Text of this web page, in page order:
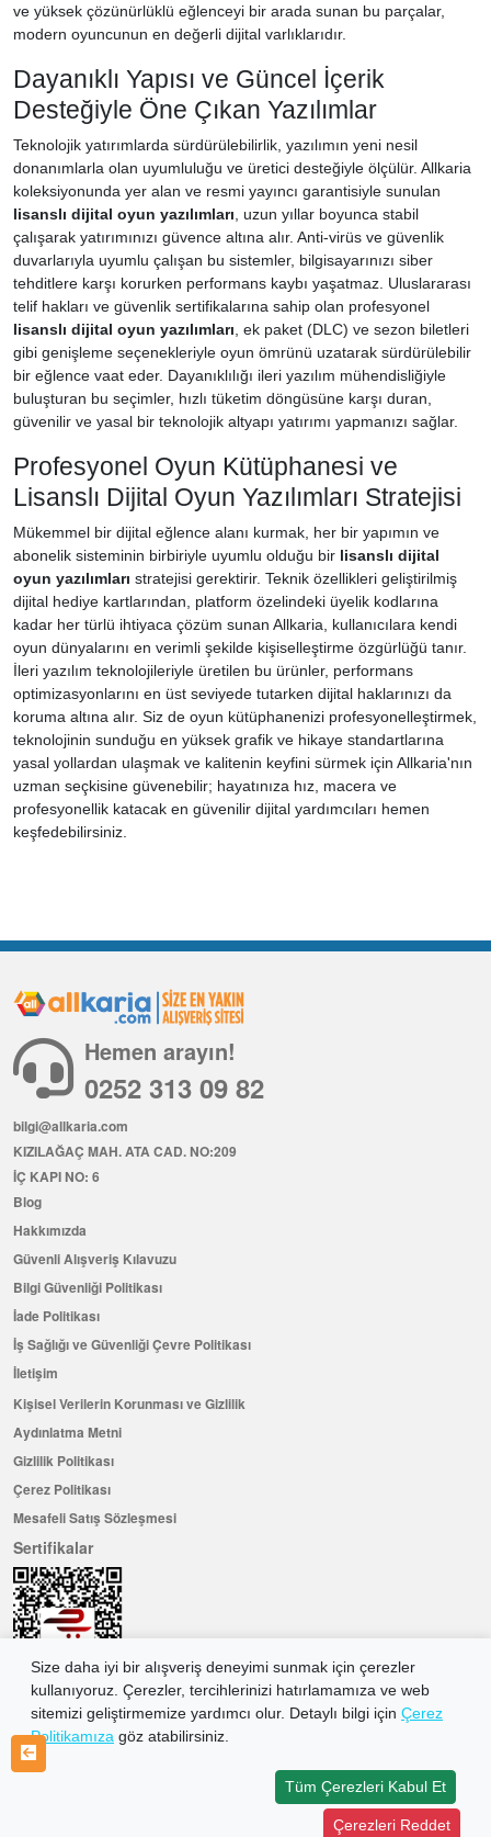
ve yüksek çözünürlüklü eğlenceyi bir arada sunan bu parçalar,
modern oyuncunun en değerli dijital varlıklarıdır.
Dayanıklı Yapısı ve Güncel İçerik
Desteğiyle Öne Çıkan Yazılımlar
Teknolojik yatırımlarda sürdürülebilirlik, yazılımın yeni nesil
donanımlarla olan uyumluluğu ve üretici desteğiyle ölçülür. Allkaria
koleksiyonunda yer alan ve resmi yayıncı garantisiyle sunulan
lisanslı dijital oyun yazılımları , uzun yıllar boyunca stabil
çalışarak yatırımınızı güvence altına alır. Anti-virüs ve güvenlik
duvarlarıyla uyumlu çalışan bu sistemler, bilgisayarınızı siber
tehditlere karşı korurken performans kaybı yaşatmaz. Uluslararası
telif hakları ve güvenlik sertifikalarına sahip olan profesyonel
lisanslı dijital oyun yazılımları , ek paket (DLC) ve sezon biletleri
gibi genişleme seçenekleriyle oyun ömrünü uzatarak sürdürülebilir
bir eğlence vaat eder. Dayanıklılığı ileri yazılım mühendisliğiyle
buluşturan bu seçimler, hızlı tüketim döngüsüne karşı duran,
güvenilir ve yasal bir teknolojik altyapı yatırımı yapmanızı sağlar.
Profesyonel Oyun Kütüphanesi ve
Lisanslı Dijital Oyun Yazılımları Stratejisi
Mükemmel bir dijital eğlence alanı kurmak, her bir yapımın ve
abonelik sisteminin birbiriyle uyumlu olduğu bir lisanslı dijital
oyun yazılımları stratejisi gerektirir. Teknik özellikleri geliştirilmiş
dijital hediye kartlarından, platform özelindeki üyelik kodlarına
kadar her türlü ihtiyaca çözüm sunan Allkaria, kullanıcılara kendi
oyun dünyalarını en verimli şekilde kişiselleştirme özgürlüğü tanır.
İleri yazılım teknolojileriyle üretilen bu ürünler, performans
optimizasyonlarını en üst seviyede tutarken dijital haklarınızı da
koruma altına alır. Siz de oyun kütüphanenizi profesyonelleştirmek,
teknolojinin sunduğu en yüksek grafik ve hikaye standartlarına
yasal yollardan ulaşmak ve kalitenin keyfini sürmek için Allkaria'nın
uzman seçkisine güvenebilir; hayatınıza hız, macera ve
profesyonellik katacak en güvenilir dijital yardımcıları hemen
keşfedebilirsiniz.
Size daha iyi bir alışveriş deneyimi sunmak için çerezler
kullanıyoruz. Çerezler, tercihlerinizi hatırlamamıza ve web
sitemizi geliştirmemize yardımcı olur. Detaylı bilgi için Çerez
Politikamıza göz atabilirsiniz.
Tüm Çerezleri Kabul Et
Çerezleri Reddet
Hemen arayın!
0252 313 09 82
bilgi@allkaria.com
KIZILAĞAÇ MAH. ATA CAD. NO:209
İÇ KAPI NO: 6
Blog
Hakkımızda
Güvenli Alışveriş Kılavuzu
Bilgi Güvenliği Politikası
İade Politikası
İş Sağlığı ve Güvenliği Çevre Politikası
İletişim
Kişisel Verilerin Korunması ve Gizlilik
Aydınlatma Metni
Gizlilik Politikası
Çerez Politikası
Mesafeli Satış Sözleşmesi
Sertifikalar
Hemen Üye Olun ...ve 100 ₺ değerinde indirim kuponu kazanın